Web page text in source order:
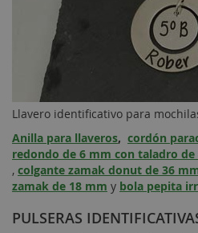
Llavero identificativo para
Anilla para llaveros, cordón
redondo de 6 mm con taladro de
, colgante zamak donut de 36
zamak de 18 mm y bola pepita
PULSERAS